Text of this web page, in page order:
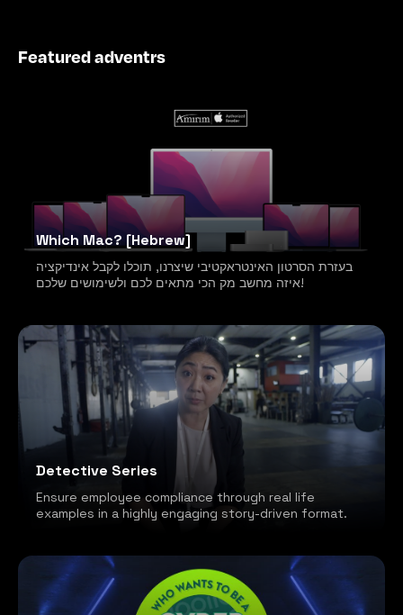
Featured adventrs
Which Mac? [Hebrew]
בעזרת הסרטון האינטראקטיבי שיצרנו, תוכלו לקבל אינדיקציה
איזה מחשב מק הכי מתאים לכם ולשימושים שלכם!
Detective Series
Ensure employee compliance through real life
examples in a highly engaging story-driven format.